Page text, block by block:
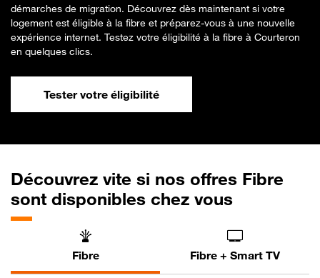
démarches de migration. Découvrez dès maintenant si votre
logement est éligible à la fibre et préparez-vous à une nouvelle
expérience internet. Testez votre éligibilité à la fibre à Courteron
en quelques clics.
Tester votre éligibilité
Découvrez vite si nos offres Fibre
sont disponibles chez vous
Fibre Fibre + Smart TV